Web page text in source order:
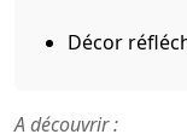
Décor
A découvrir :